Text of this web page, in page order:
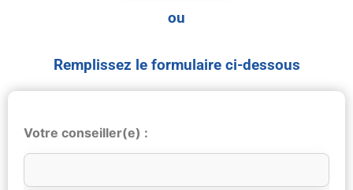
ou
Remplissez le formulaire ci-dessous
Votre conseiller(e) :